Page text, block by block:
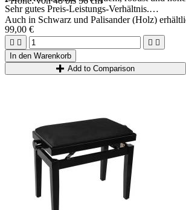
Sehr gutes Preis-Leistungs-Verhältnis.
Auch in Schwarz und Palisander (Holz)
99,00 €
   
In den Warenkorb
Add to Comparison